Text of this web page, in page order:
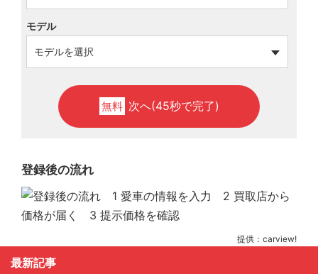
モデル
無料 次へ(45秒で完了)
登録後の流れ
提供：carview!
最新記事